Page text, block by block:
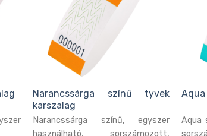
Narancssárga színű tyvek
karszalag
Narancssárga színű, egyszer
Aqua